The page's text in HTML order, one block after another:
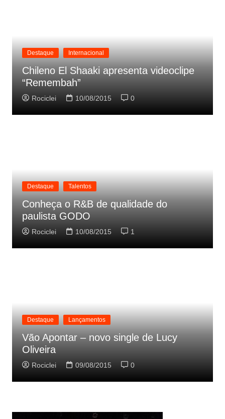
Destaque Internacional
Chileno El Shaaki apresenta videoclipe
“Remembah”
Rociclei 10/08/2015 0
Destaque Talentos
Conheça o R&B de qualidade do
paulista GODO
Rociclei 10/08/2015 1
Destaque Lançamentos
Vão Apontar – novo single de Lucy
Oliveira
Rociclei 09/08/2015 0